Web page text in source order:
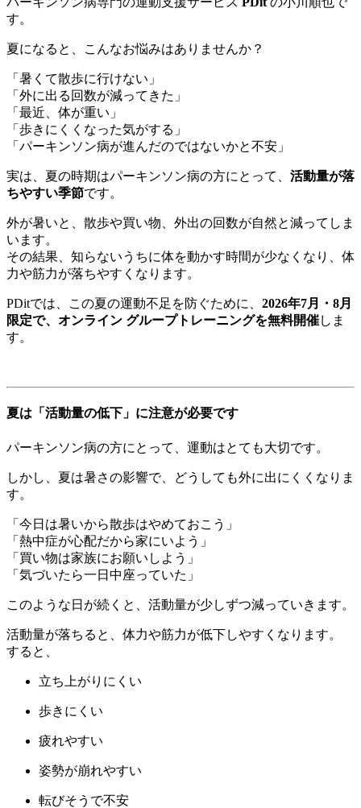
す。
夏になると、こんなお悩みはありませんか？
「暑くて散歩に行けない」
「外に出る回数が減ってきた」
「最近、体が重い」
「歩きにくくなった気がする」
「パーキンソン病が進んだのではないかと不安」
実は、夏の時期はパーキンソン病の方にとって、 活動量が落
ちやすい季節です。
外が暑いと、散歩や買い物、外出の回数が自然と減ってしま
います。
その結果、知らないうちに体を動かす時間が少なくなり、体
力や筋力が落ちやすくなります。
PDitでは、この夏の運動不足を防ぐために、 2026年7月・8月
限定で、オンライン グループトレーニングを無料開催しま
す。
夏は「活動量の低下」に注意が必要です
パーキンソン病の方にとって、運動はとても大切です。
しかし、夏は暑さの影響で、どうしても外に出にくくなりま
す。
「今日は暑いから散歩はやめておこう」
「熱中症が心配だから家にいよう」
「買い物は家族にお願いしよう」
「気づいたら一日中座っていた」
このような日が続くと、活動量が少しずつ減っていきます。
活動量が落ちると、体力や筋力が低下しやすくなります。
すると、
立ち上がりにくい
歩きにくい
疲れやすい
姿勢が崩れやすい
転びそうで不安